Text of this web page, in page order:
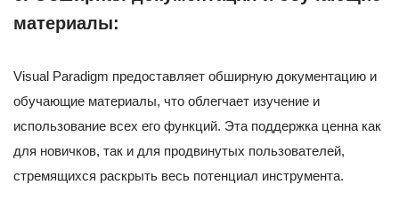
материалы:
Visual Paradigm предоставляет обширную документацию и
обучающие материалы, что облегчает изучение и
использование всех его функций. Эта поддержка ценна как
для новичков, так и для продвинутых пользователей,
стремящихся раскрыть весь потенциал инструмента.